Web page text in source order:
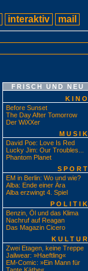
interaktiv mail
FRISCH UND NEU
KINO
Before Sunset
The Day After Tomorrow
Der WiXXer
MUSIK
David Poe: Love Is Red
Lucky Jim: Our Troubles...
Phantom Planet
SPORT
EM in Berlin: Wo und wie?
Alba: Ende einer Ära
Alba erzwingt 4. Spiel
POLITIK
Benzin, Öl und das Klima
Nachruf auf Reagan
Das Magazin Cicero
KULTUR
Zwei Etagen, keine Treppe
Jailwear: »Haeftling«
EM-Comic: »Ein Mann für